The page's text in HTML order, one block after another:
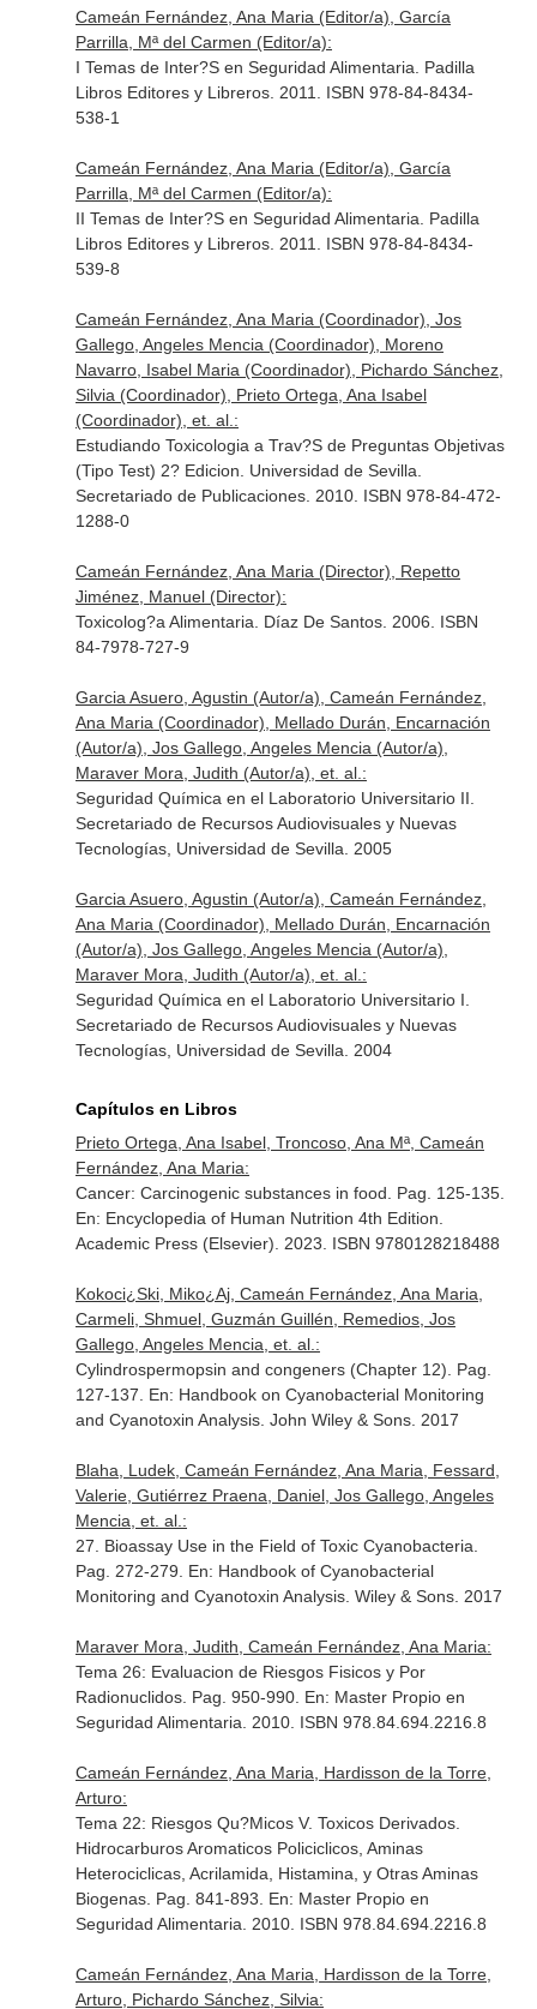
Cameán Fernández, Ana Maria (Editor/a), García
Parrilla, Mª del Carmen (Editor/a):
I Temas de Inter?S en Seguridad Alimentaria. Padilla
Libros Editores y Libreros. 2011. ISBN 978-84-8434-
538-1
Cameán Fernández, Ana Maria (Editor/a), García
Parrilla, Mª del Carmen (Editor/a):
II Temas de Inter?S en Seguridad Alimentaria. Padilla
Libros Editores y Libreros. 2011. ISBN 978-84-8434-
539-8
Cameán Fernández, Ana Maria (Coordinador), Jos
Gallego, Angeles Mencia (Coordinador), Moreno
Navarro, Isabel Maria (Coordinador), Pichardo Sánchez,
Silvia (Coordinador), Prieto Ortega, Ana Isabel
(Coordinador), et. al.:
Estudiando Toxicologia a Trav?S de Preguntas Objetivas
(Tipo Test) 2? Edicion. Universidad de Sevilla.
Secretariado de Publicaciones. 2010. ISBN 978-84-472-
1288-0
Cameán Fernández, Ana Maria (Director), Repetto
Jiménez, Manuel (Director):
Toxicolog?a Alimentaria. Díaz De Santos. 2006. ISBN
84-7978-727-9
Garcia Asuero, Agustin (Autor/a), Cameán Fernández,
Ana Maria (Coordinador), Mellado Durán, Encarnación
(Autor/a), Jos Gallego, Angeles Mencia (Autor/a),
Maraver Mora, Judith (Autor/a), et. al.:
Seguridad Química en el Laboratorio Universitario II.
Secretariado de Recursos Audiovisuales y Nuevas
Tecnologías, Universidad de Sevilla. 2005
Garcia Asuero, Agustin (Autor/a), Cameán Fernández,
Ana Maria (Coordinador), Mellado Durán, Encarnación
(Autor/a), Jos Gallego, Angeles Mencia (Autor/a),
Maraver Mora, Judith (Autor/a), et. al.:
Seguridad Química en el Laboratorio Universitario I.
Secretariado de Recursos Audiovisuales y Nuevas
Tecnologías, Universidad de Sevilla. 2004
Capítulos en Libros
Prieto Ortega, Ana Isabel, Troncoso, Ana Mª, Cameán
Fernández, Ana Maria:
Cancer: Carcinogenic substances in food. Pag. 125-135.
En: Encyclopedia of Human Nutrition 4th Edition
Academic Press (Elsevier). 2023. ISBN 9780128218488
Kokoci¿Ski, Miko¿Aj, Cameán Fernández, Ana Maria,
Carmeli, Shmuel, Guzmán Guillén, Remedios, Jos
Gallego, Angeles Mencia, et. al.:
Cylindrospermopsin and congeners (Chapter 12). Pag.
127-137. En: Handbook on Cyanobacterial Monitoring
and Cyanotoxin Analysis. John Wiley & Sons. 2017
Blaha, Ludek, Cameán Fernández, Ana Maria, Fessard,
Valerie, Gutiérrez Praena, Daniel, Jos Gallego, Angeles
Mencia, et. al.:
27. Bioassay Use in the Field of Toxic Cyanobacteria.
Pag. 272-279. En: Handbook of Cyanobacterial
Monitoring and Cyanotoxin Analysis. Wiley & Sons. 2017
Maraver Mora, Judith, Cameán Fernández, Ana Maria:
Tema 26: Evaluacion de Riesgos Fisicos y Por
Radionuclidos. Pag. 950-990. En: Master Propio en
Seguridad Alimentaria . 2010. ISBN 978.84.694.2216.8
Cameán Fernández, Ana Maria, Hardisson de la Torre,
Arturo:
Tema 22: Riesgos Qu?Micos V. Toxicos Derivados.
Hidrocarburos Aromaticos Policiclicos, Aminas
Heterociclicas, Acrilamida, Histamina, y Otras Aminas
Biogenas. Pag. 841-893. En: Master Propio en
Seguridad Alimentaria . 2010. ISBN 978.84.694.2216.8
Cameán Fernández, Ana Maria, Hardisson de la Torre,
Arturo, Pichardo Sánchez, Silvia: